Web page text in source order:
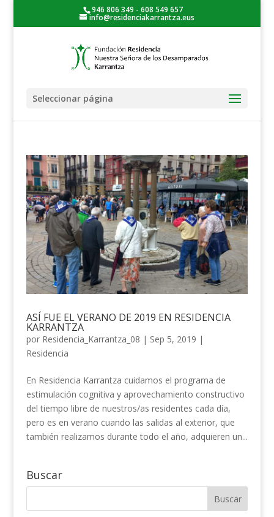
946 806 349 - 608 549 657
info@residenciakarrantza.eus
Seleccionar página
ASÍ FUE EL VERANO DE 2019 EN RESIDENCIA
KARRANTZA
por Residencia_Karrantza_08 | Sep 5, 2019 |
Residencia
En Residencia Karrantza cuidamos el programa de
estimulación cognitiva y aprovechamiento constructivo
del tiempo libre de nuestros/as residentes cada día,
pero es en verano cuando las salidas al exterior, que
también realizamos durante todo el año, adquieren un...
Buscar